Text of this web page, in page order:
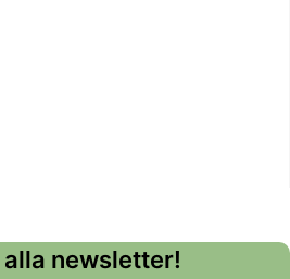
newsletter!